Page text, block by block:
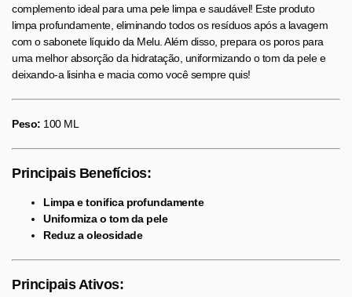
complemento ideal para uma pele limpa e saudável! Este produto
limpa profundamente, eliminando todos os resíduos após a lavagem
com o sabonete líquido da Melu. Além disso, prepara os poros para
uma melhor absorção da hidratação, uniformizando o tom da pele e
deixando-a lisinha e macia como você sempre quis!
Peso: 100 ML
Principais Benefícios:
Limpa e tonifica profundamente
Uniformiza o tom da pele
Reduz a oleosidade
Principais Ativos: